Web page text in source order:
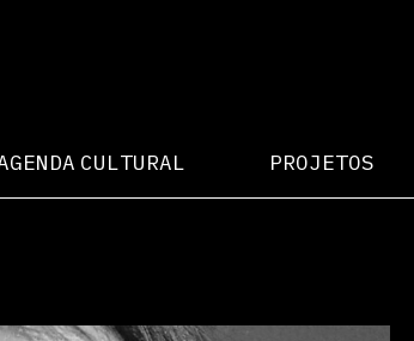
CULTURAL PROJETOS